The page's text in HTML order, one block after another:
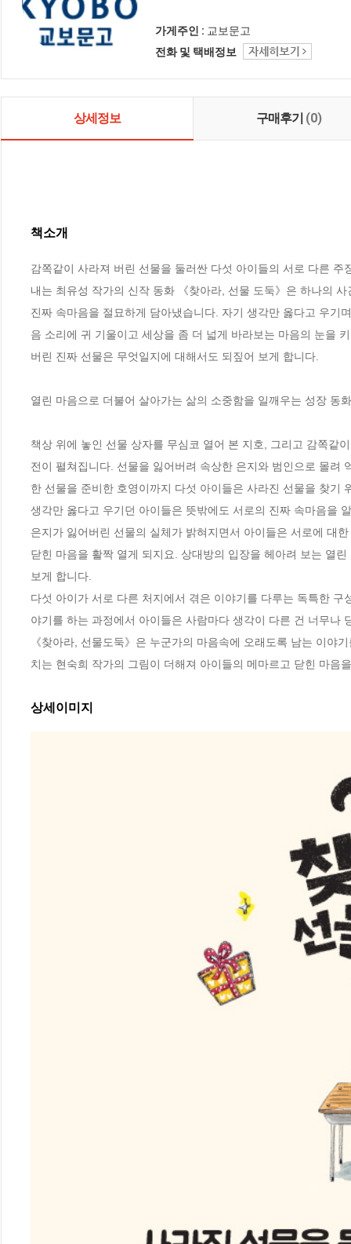
가게주인 : 교보문고
전화 및 택배정보
상세정보 구매후기 (0)
책소개
감쪽같이 사라져 버린 선물을 둘러싼 다섯 아이들의 서로 다른
내는 최유성 작가의 신작 동화 《찾아라, 선물 도둑》은 하나의
진짜 속마음을 절묘하게 담아냈습니다. 자기 생각만 옳다고 우기
음 소리에 귀 기울이고 세상을 좀 더 넓게 바라보는 마음의 눈을
버린 진짜 선물은 무엇일지에 대해서도 되짚어 보게 합니다.
열린 마음으로 더불어 살아가는 삶의 소중함을 일깨우는 성장 동화
책상 위에 놓인 선물 상자를 무심코 열어 본 지호, 그리고 감쪽같
전이 펼쳐집니다. 선물을 잃어버려 속상한 은지와 범인으로 몰려
한 선물을 준비한 호영이까지 다섯 아이들은 사라진 선물을 찾기
생각만 옳다고 우기던 아이들은 뜻밖에도 서로의 진짜 속마음을
은지가 잃어버린 선물의 실체가 밝혀지면서 아이들은 서로에 대
닫힌 마음을 활짝 열게 되지요. 상대방의 입장을 헤아려 보는 열
보게 합니다.
다섯 아이가 서로 다른 처지에서 겪은 이야기를 다루는 독특한
야기를 하는 과정에서 아이들은 사람마다 생각이 다른 건 너무
《찾아라, 선물도둑》은 누군가의 마음속에 오래도록 남는 이야
치는 현숙희 작가의 그림이 더해져 아이들의 메마르고 닫힌 마음
상세이미지